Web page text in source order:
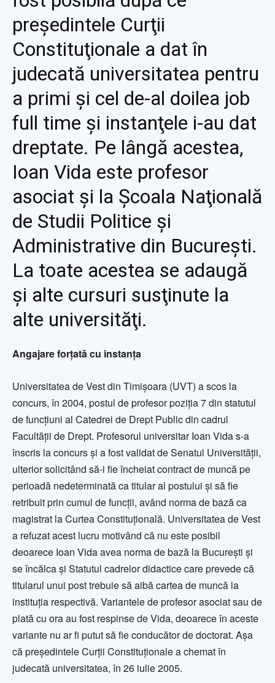
preşedintele Curţii
Constituţionale a dat în
judecată universitatea pentru
a primi şi cel de-al doilea job
full time şi instanţele i-au dat
dreptate. Pe lângă acestea,
Ioan Vida este profesor
asociat şi la Şcoala Naţională
de Studii Politice şi
Administrative din Bucureşti.
La toate acestea se adaugă
şi alte cursuri susţinute la
alte universităţi.
Angajare forţată cu instanţa
Universitatea de Vest din Timişoara (UVT) a scos la
concurs, în 2004, postul de profesor poziţia 7 din statutul
de funcţiuni al Catedrei de Drept Public din cadrul
Facultăţii de Drept. Profesorul universitar Ioan Vida s-a
înscris la concurs şi a fost validat de Senatul Universităţii,
ulterior solicitând să-i fie încheiat contract de muncă pe
perioadă nedeterminată ca titular al postului şi să fie
retribuit prin cumul de funcţii, având norma de bază ca
magistrat la Curtea Constituţională. Universitatea de Vest
a refuzat acest lucru motivând că nu este posibil
deoarece Ioan Vida avea norma de bază la Bucureşti şi
se încălca şi Statutul cadrelor didactice care prevede că
titularul unui post trebuie să aibă cartea de muncă la
instituţia respectivă. Variantele de profesor asociat sau de
plată cu ora au fost respinse de Vida, deoarece în aceste
variante nu ar fi putut să fie conducător de doctorat. Aşa
că preşedintele Curţii Constituţionale a chemat în
judecată universitatea, în 26 iulie 2005.